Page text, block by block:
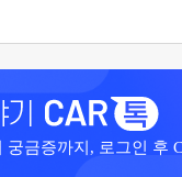
궁금증까지, 로그인 후